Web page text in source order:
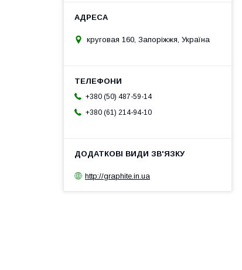
круговая 160, Запоріжжя, Україна
+380 (50) 487-59-14
+380 (61) 214-94-10
http://graphite.in.ua